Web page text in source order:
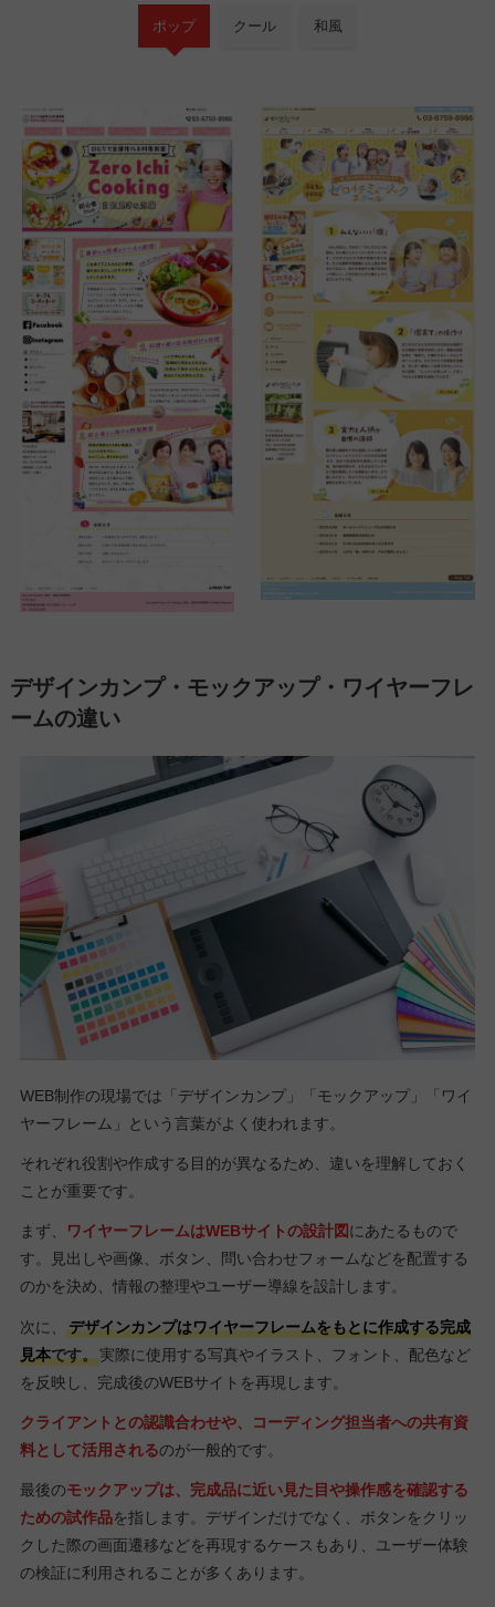
ポップ クール 和風
デザインカンプ・モックアップ・ワイヤーフレ
ームの違い
WEB制作の現場では「デザインカンプ」「モックアップ」「ワイ
ヤーフレーム」という言葉がよく使われます。
それぞれ役割や作成する目的が異なるため、違いを理解しておく
ことが重要です。
まず、 ワイヤーフレームはWEBサイトの設計図にあたるもので
す。見出しや画像、ボタン、問い合わせフォームなどを配置する
のかを決め、情報の整理やユーザー導線を設計します。
次に、
デザインカンプはワイヤーフレームをもとに作成する完成
見本です。実際に使用する写真やイラスト、フォント、配色など
を反映し、完成後のWEBサイトを再現します。
クライアントとの認識合わせや、コーディング担当者への共有資
料として活用されるのが一般的です。
最後のモックアップは、完成品に近い見た目や操作感を確認する
ための試作品を指します。デザインだけでなく、ボタンをクリッ
クした際の画面遷移などを再現するケースもあり、ユーザー体験
の検証に利用されることが多くあります。